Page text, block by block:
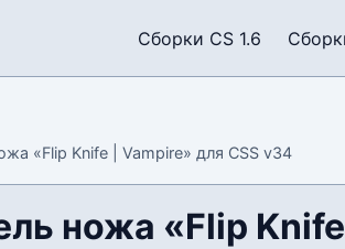
Сборки CS 1.6
«Flip Knife | Vampire» для CSS v34
ножа «Flip